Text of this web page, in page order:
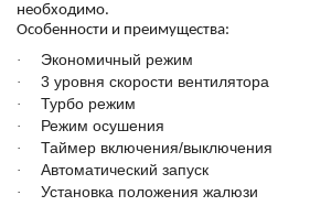
необходимо.
Особенности и преимущества:
·
Экономичный режим
· 3 уровня скорости вентилятора
· Турбо режим
· Режим осушения
· Таймер включения/выключения
· Автоматический запуск
· Установка положения жалюзи